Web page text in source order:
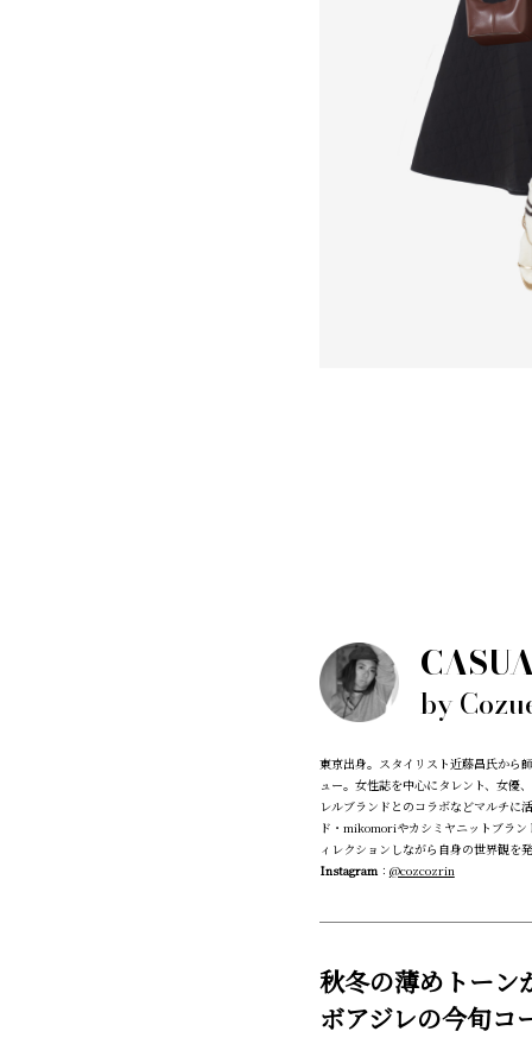
by
東京出身。スタイリスト近藤昌氏から
ュー。女性誌を中心にタレント、女優
レルブランドとのコラボなどマルチに
ド・mikomoriやカシミヤニットブラ
ィレクションしながら自身の世界観を
Instagram： @cozcozrin
秋冬の薄めトーン
ボアジレの今旬コ